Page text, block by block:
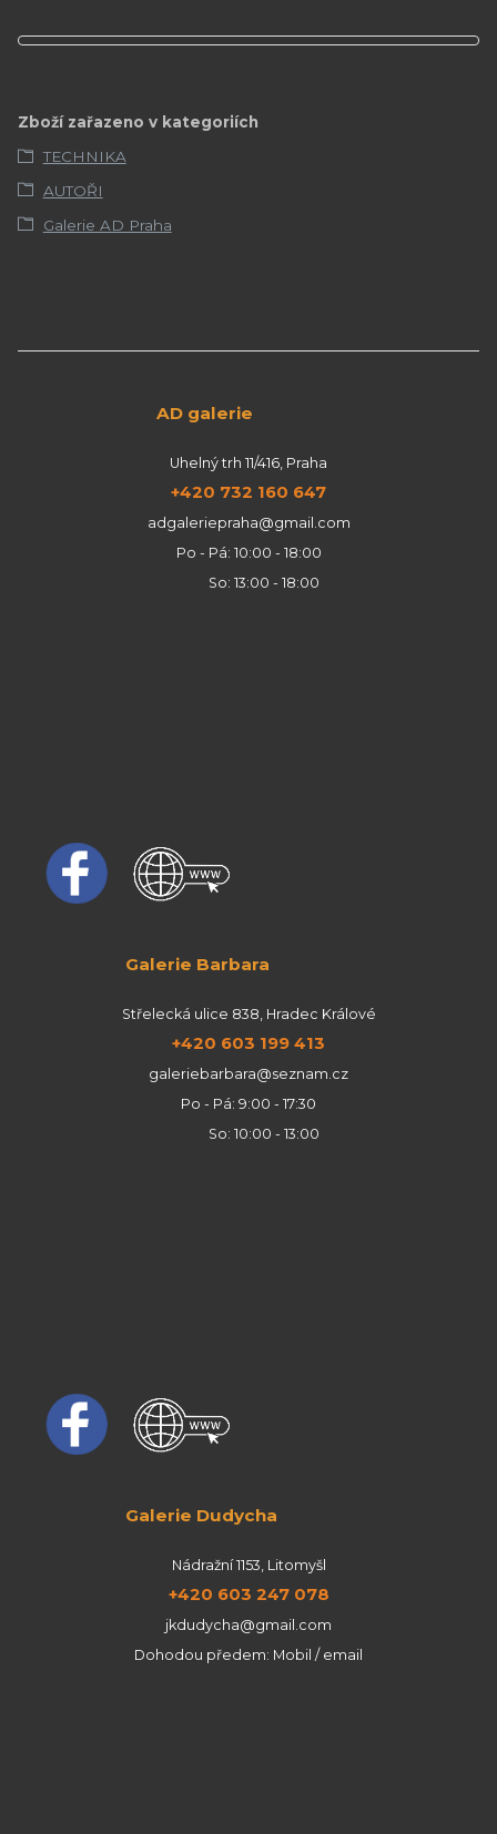
Zboží zařazeno v kategoriích
TECHNIKA
AUTOŘI
Galerie AD Praha
AD galerie
Uhelný trh 11/416, Praha
+420 732 160 647
adgaleriepraha@gmail.com
Po - Pá: 10:00 - 18:00
So: 13:00 - 18:00
Galerie Barbara
Střelecká ulice 838, Hradec Králové
+420 603 199 413
galeriebarbara@seznam.cz
Po - Pá: 9:00 - 17:30
So: 10:00 - 13:00
Galerie Dudycha
Nádražní 1153, Litomyšl
+420 603 247 078
jkdudycha@gmail.com
Dohodou předem: Mobil / email